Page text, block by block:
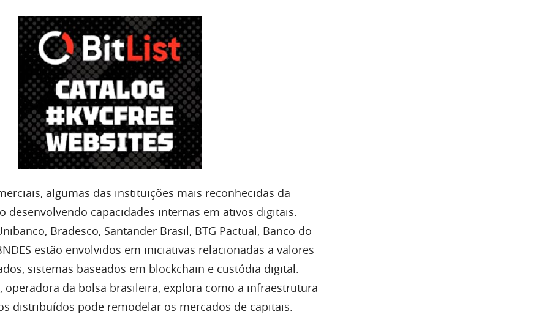
algumas das instituições mais reconhecidas da
desenvolvendo capacidades internas em ativos digitais.
Bradesco, Santander Brasil, BTG Pactual, Banco do
estão envolvidos em iniciativas relacionadas a valores
sistemas baseados em blockchain e custódia digital.
operadora da bolsa brasileira, explora como a infraestrutura
distribuídos pode remodelar os mercados de capitais.